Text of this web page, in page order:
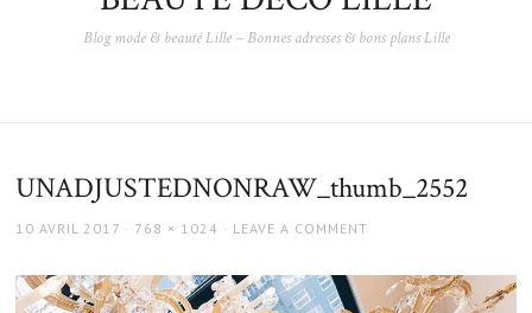
Blog mode & beauté Lille – Bonnes adresses & bons plans Lille
UNADJUSTEDNONRAW_thumb_2552
POSTED
10 AVRIL 2017
FULL
768 × 1024 LEAVE A COMMENT